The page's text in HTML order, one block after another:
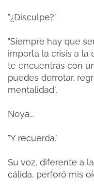
"¿Disculpe?"
"Siempre hay que
importa la crisis a la
te encuentras con
puedes derrotar,
mentalidad".
Noya...
"Y recuerda."
Su voz, diferente a
cálida, perforó mis